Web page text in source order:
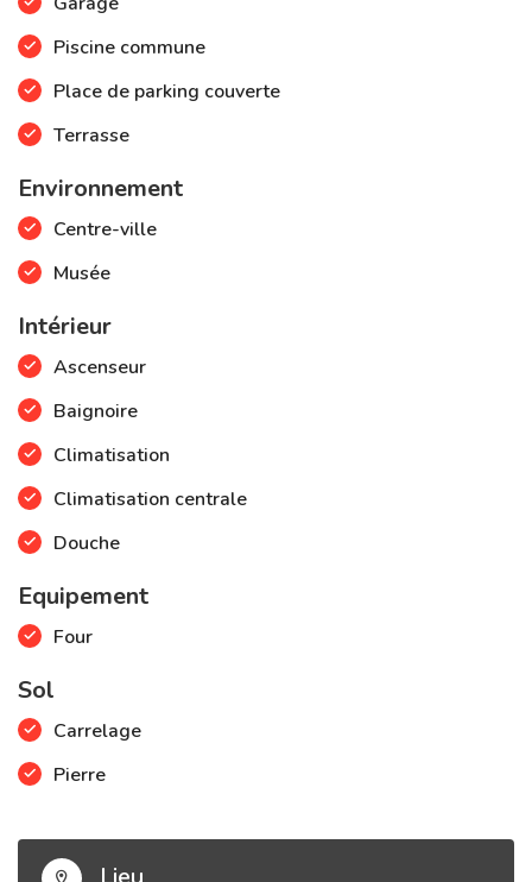
l'appartement qui offre une vue dégagée, une piscine
commune et un box privatif (17m²).
Parfait comme residence principale ou secondaire pour
Piscine commune
Place de parking couverte
Terrasse
Environnement
Centre-ville
Musée
Intérieur
Ascenseur
Baignoire
Climatisation
Climatisation centrale
Douche
Equipement
Four
Sol
Carrelage
Pierre